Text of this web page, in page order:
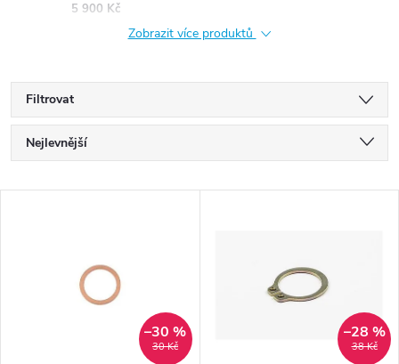
5 900 Kč
Zobrazit více produktů
Filtrovat
Ř
a
Nejlevnější
30 Kč
–30 %
38 Kč
–28 %